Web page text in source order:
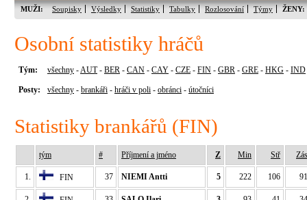
MUŽI: Soupisky Výsledky Statistiky Tabulky Rozlosování Týmy ŽENY:
Osobní statistiky hráčů
Tým: všechny -AUT- BER - CAN - CAY - CZE - FIN - GBR - GRE - HKG - IND
Posty: všechny - brankáři - hráči v poli - obránci - útočníci
Statistiky brankářů (FIN)
tým # Příjmení a jméno Z Min Stř Zás
1. FIN 37 NIEMI Antti 5 222 106 91